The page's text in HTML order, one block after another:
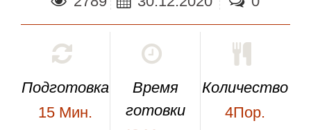
Подготовка
15 Мин.
Время
готовки
Количество
4Пор.